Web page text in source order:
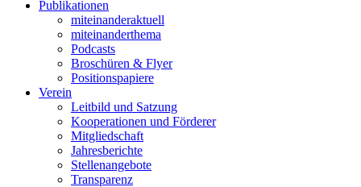
Publikationen
miteinanderaktuell
miteinanderthema
Podcasts
Broschüren & Flyer
Positionspapiere
Verein
Leitbild und Satzung
Kooperationen und Förderer
Mitgliedschaft
Jahresberichte
Stellenangebote
Transparenz